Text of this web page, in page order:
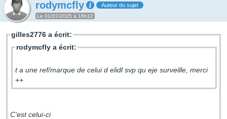
rodymcfly Auteur du sujet
Le 01/07/2025 à 16h12
gilles2776 a écrit:
rodymcfly a écrit:
t a une ref/marque de celui d elidl svp qu eje surveille, merci
++
C'est celui-ci